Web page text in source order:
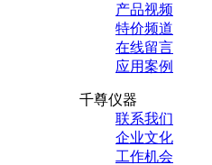
产品视频
特价频道
在线留言
应用案例
千尊仪器
联系我们
企业文化
工作机会